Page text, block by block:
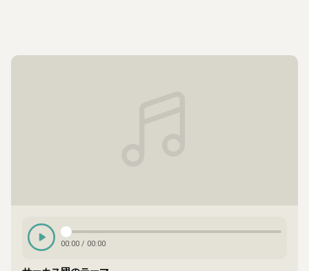
00:00 / 00:00